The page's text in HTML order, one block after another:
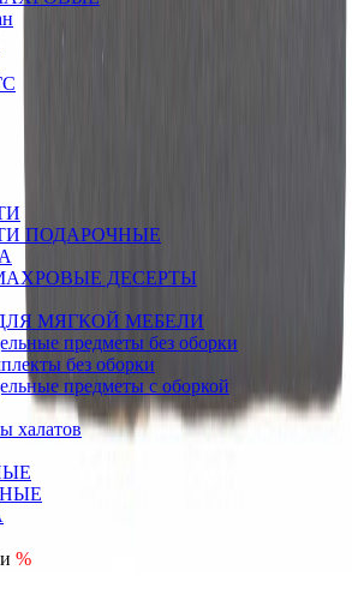
ПОДАРОЧНЫЕ
ДЕСЕРТЫ
МЯГКОЙ МЕБЕЛИ
предметы без оборки
без оборки
предметы с оборкой
халатов
%